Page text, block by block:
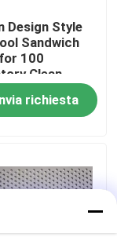
Design Style
Sandwich
100
Clean
richiesta